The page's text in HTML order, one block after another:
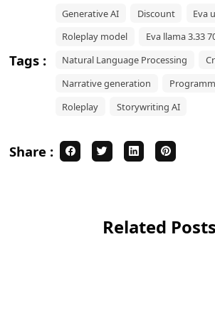
Tags :
Generative AI Discount
Eva
Roleplay model
Eva llama 3.33
Natural Language Processing
Narrative generation
Roleplay
Storywriting AI
Share :
Related Posts